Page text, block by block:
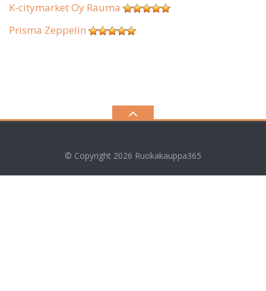
K-citymarket Oy Rauma
Prisma Zeppelin
© Copyright 2026 Ruokakauppa365